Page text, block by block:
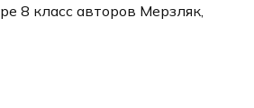
8 класс авторов Мерзляк,